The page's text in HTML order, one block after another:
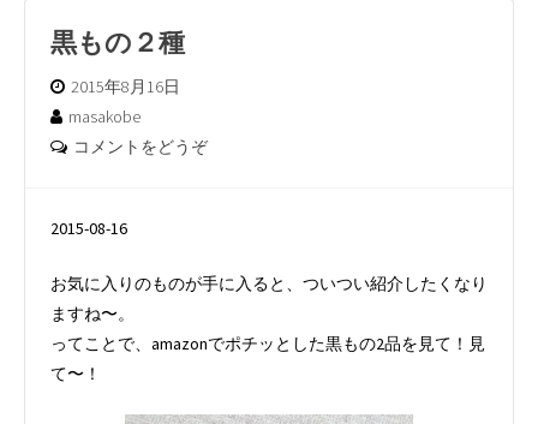
黒もの２種
2015年8月16日
masakobe
コメントをどうぞ
2015-08-16
お気に入りのものが手に入ると、ついつい紹介したくなり
ますね〜。
ってことで、amazonでポチッとした黒もの2品を見て！見
て〜！